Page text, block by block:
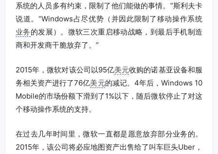
系统的人员多有约束，限制了他们能做的事情。”斯利夫卡
说道。“Windows占尽优势（并因此限制了移动操作系统
业务的发展）。微软三次重启移动战略，到最后手机制造
商和开发商干脆放弃了。”
2015年，微软对该公司以95亿美元收购的诺基亚设备和服
务相关资产进行了76亿美元的减记。4年后，Windows 10
Mobile的市场份额下滑到了1%以下，随后微软停止了对这
个移动操作系统的支持。
在过去几年时间里，微软一直都是愿意放弃部分业务的。
2015年，该公司将必应地图资产出售给了叫车巨头Uber，